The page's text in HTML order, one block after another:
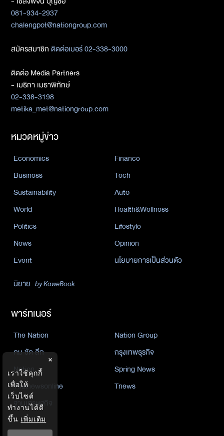
081-934-2937
chalengpot@nationgroup.com
สมัครสมาชิกติดต่อเบอร์ 02-338-3000
ติดต่อ Media Partners
- เมธิกา เมธาพิทักษ์
02-338-3198
metika_met@nationgroup.com
หมวดหมู่ข่าว
Economics
Finance
Business
Tech
Sustainability
Auto
World
Health&Wellness
Politics
Lifestyle
News
Opinion
Event
นโยบายการเป็นส่วนตัว
นิยาย by KaweBook
พาร์ทเนอร์
The Nation
Nation Group
คม ชัด ลึก
กรุงเทพธุรกิจ
Nation
Spring News
Thainewsonline
Tnews
ฐานเศรษฐกิจ
×
เราใช้คุกกี้
เพื่อให้
เว็บไซต์
ทำงานได้ดี
ขึ้น เพิ่มเติม